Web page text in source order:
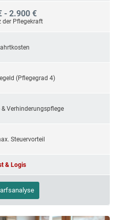
- 2.900 €
der Pflegekraft
(Pflegegrad 4)
Verhinderungspflege
Steuervorteil
& Logis